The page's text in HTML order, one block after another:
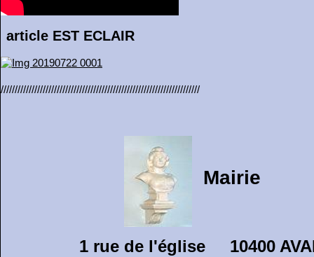
article EST ECLAIR
///////////////////////////////////////////////////////////////////////
Mairie
1 rue de l'église 10400